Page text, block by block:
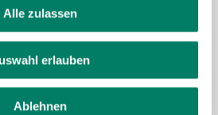
Alle zulassen
erlauben
Ablehnen